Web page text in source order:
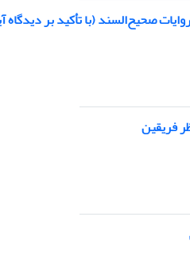
صحیح‌السند (با تأکید بر دیدگاه
فریقین